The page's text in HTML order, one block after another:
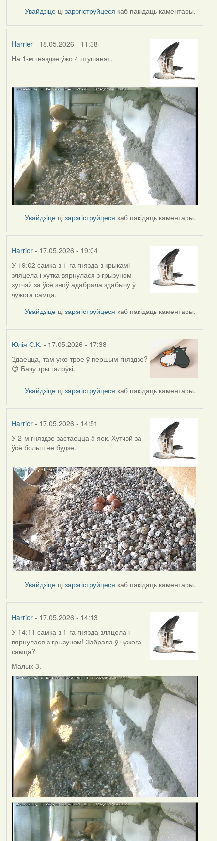
Увайдзіце цізарэгіструйцеся каб пакідаць каментары.
Harrier- 18.05.2026 - 11:38
На 1-м гняздзе ўжо 4 птушанят.
Увайдзіце цізарэгіструйцеся каб пакідаць каментары.
Harrier- 17.05.2026 - 19:04
У 19:02 самка з 1-га гнязда з крыкамі
зляцела і хутка вярнулася з грызуном -
хутчэй за ўсё зноў адабрала здабычу ў
чужога самца.
Увайдзіце цізарэгіструйцеся каб пакідаць каментары.
Юлія С.К. - 17.05.2026 - 17:38
Здаецца, там ужо трое ў першым гняздзе?
😊 Бачу тры галоўкі.
Увайдзіце цізарэгіструйцеся каб пакідаць каментары.
Harrier- 17.05.2026 - 14:51
У 2-м гняздзе застаецца 5 яек. Хутчэй за
ўсё больш не будзе.
Увайдзіце цізарэгіструйцеся каб пакідаць каментары.
Harrier- 17.05.2026 - 14:13
У 14:11 самка з 1-га гнязда зляцела і
вярнулася з грызуном! Забрала ў чужога
самца?
Малых 3.